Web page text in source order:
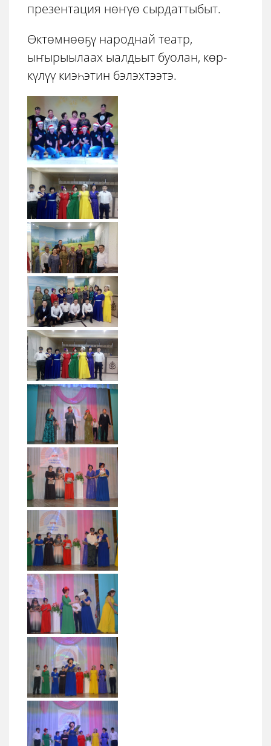
презентация нөҥүө сырдаттыбыт.
Өктөмнөөҕү народнай театр,
ыҥырыылаах ыалдьыт буолан, көр-
күлүү киэһэтин бэлэхтээтэ.